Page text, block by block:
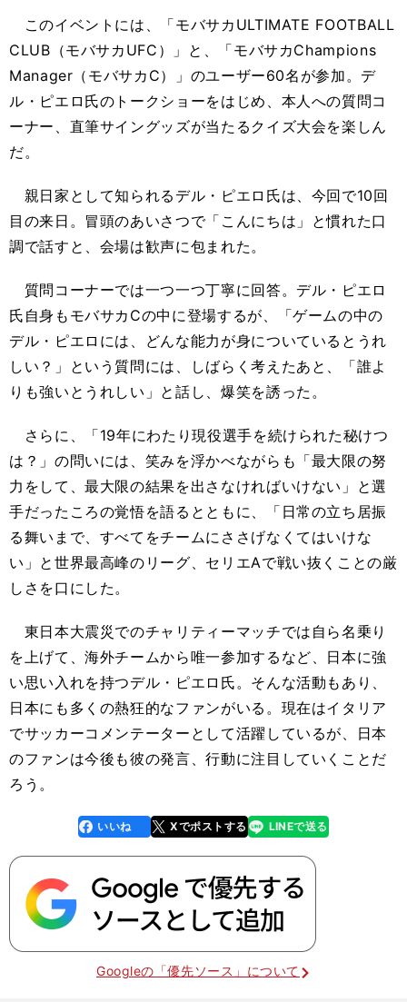
このイベントには、「モバサカULTIMATE FOOTBALL
CLUB（モバサカUFC）」と、「モバサカChampions
Manager（モバサカC）」のユーザー60名が参加。デ
ル・ピエロ氏のトークショーをはじめ、本人への質問コ
ーナー、直筆サイングッズが当たるクイズ大会を楽しん
だ。
親日家として知られるデル・ピエロ氏は、今回で10回
目の来日。冒頭のあいさつで「こんにちは」と慣れた口
調で話すと、会場は歓声に包まれた。
質問コーナーでは一つ一つ丁寧に回答。デル・ピエロ
氏自身もモバサカCの中に登場するが、「ゲームの中の
デル・ピエロには、どんな能力が身についているとうれ
しい？」という質問には、しばらく考えたあと、「誰よ
りも強いとうれしい」と話し、爆笑を誘った。
さらに、「19年にわたり現役選手を続けられた秘けつ
は？」の問いには、笑みを浮かべながらも「最大限の努
力をして、最大限の結果を出さなければいけない」と選
手だったころの覚悟を語るとともに、「日常の立ち居振
る舞いまで、すべてをチームにささげなくてはいけな
い」と世界最高峰のリーグ、セリエAで戦い抜くことの厳
しさを口にした。
東日本大震災でのチャリティーマッチでは自ら名乗り
を上げて、海外チームから唯一参加するなど、日本に強
い思い入れを持つデル・ピエロ氏。そんな活動もあり、
日本にも多くの熱狂的なファンがいる。現在はイタリア
でサッカーコメンテーターとして活躍しているが、日本
のファンは今後も彼の発言、行動に注目していくことだ
ろう。
faceboo
k
いいね Xでポストする
line LINEで送る
Googleの「優先ソース」について